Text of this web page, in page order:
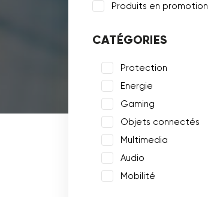
Produits en promotion
CATÉGORIES
Protection
Energie
Gaming
Objets connectés
Multimedia
Audio
Mobilité